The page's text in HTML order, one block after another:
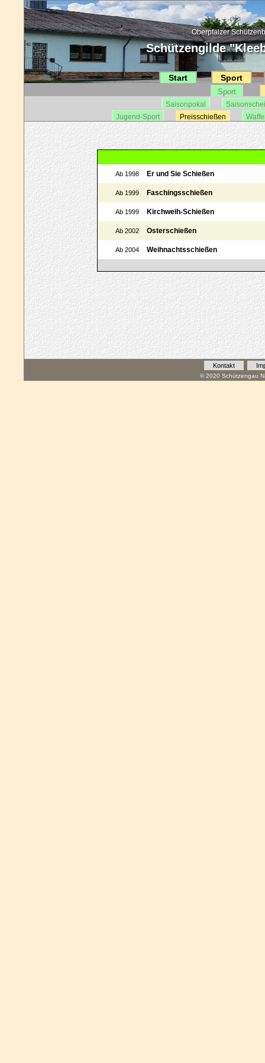
Oberpfälzer
Schützengilde
Start Sport
Sport
Saisonpokal
Jugend-Sport
Preisschießen
Ab 1998 Er und Sie Schießen
Ab 1999 Faschingsschießen
Ab 1999 Kirchweih-Schießen
Ab 2002 Osterschießen
Ab 2004 Weihnachtsschießen
Kontakt
© 2020 Schützengau